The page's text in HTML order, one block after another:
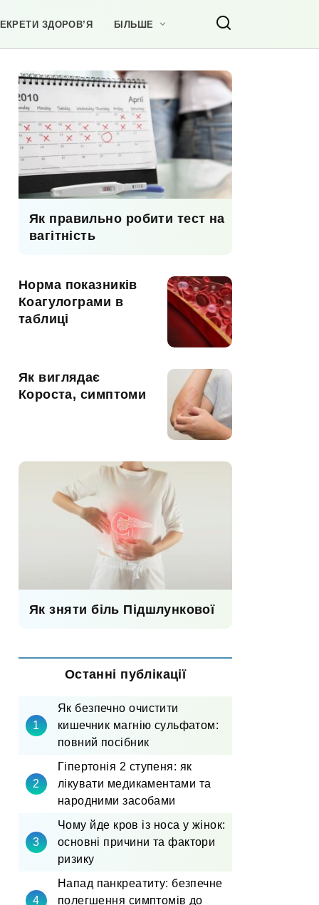
ЗДОРОВ’Я БІЛЬШЕ
Як правильно робити тест на
вагітність
Норма показників
Коагулограми в
таблиці
Як виглядає
Короста, симптоми
Як зняти біль Підшлункової
Останні публікації
Як безпечно очистити
кишечник магнію сульфатом:
повний посібник
Гіпертонія 2 ступеня: як
лікувати медикаментами та
народними засобами
Чому йде кров із носа у жінок:
основні причини та фактори
ризику
Напад панкреатиту: безпечне
полегшення симптомів до